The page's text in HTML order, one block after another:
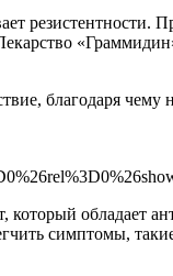
резистентности.
благодаря чему
обладает
симптомы,